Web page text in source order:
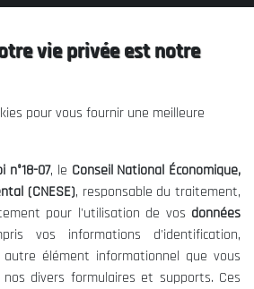
prions de nous
mais l'accès à ce
est restreint.
vie privée est notre
pour vous fournir une meilleure
n°18-07, le Conseil National Économique,
(CNESE), responsable du traitement,
pour l'utilisation de vos données
vos informations d'identification,
élément informationnel que vous
divers formulaires et supports. Ces